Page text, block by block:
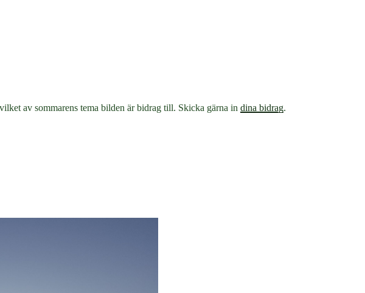
av sommarens tema bilden är bidrag till. Skicka gärna in dina bidrag.